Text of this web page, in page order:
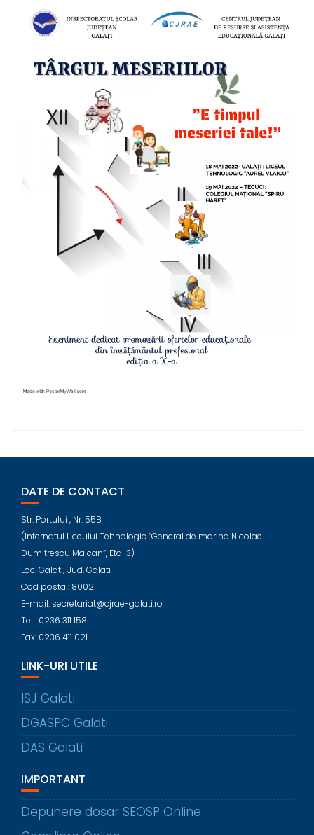
DATE DE CONTACT
Str. Portului , Nr. 55B
(Internatul Liceului Tehnologic “General de marina Nicolae
Dumitrescu Maican”, Etaj 3)
Loc. Galati; Jud. Galati
Cod postal: 800211
E-mail: secretariat@cjrae-galati.ro
Tel: 0236 311 158
Fax: 0236 411 021
LINK-URI UTILE
ISJ Galati
DGASPC Galati
DAS Galati
IMPORTANT
Depunere dosar SEOSP Online